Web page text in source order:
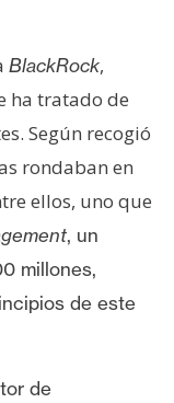
BlackRock,
ha tratado de
Según recogió
rondaban en
ellos, uno que
, un
millones,
de este
de